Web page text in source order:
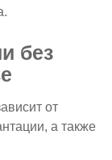
без
от
а также